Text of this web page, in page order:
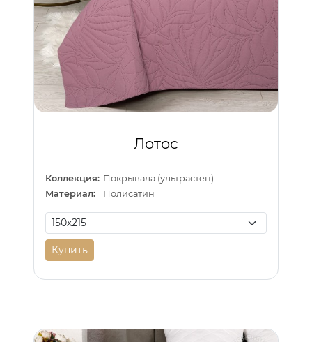
Лотос
Коллекция: Покрывала (ультрастеп)
Материал:
Полисатин
Купить